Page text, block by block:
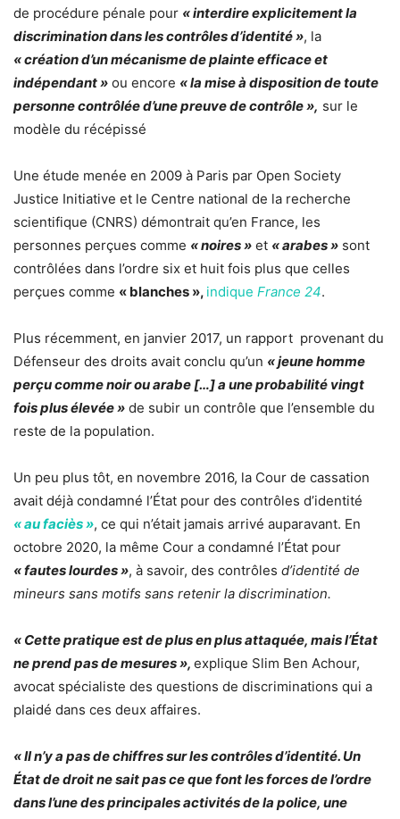
de procédure pénale pour « interdire explicitement la
discrimination dans les contrôles d’identité », la
« création d’un mécanisme de plainte efficace et
indépendant » ou encore « la mise à disposition de toute
personne contrôlée d’une preuve de contrôle », sur le
modèle du récépissé
Une étude menée en 2009 à Paris par Open Society
Justice Initiative et le Centre national de la recherche
scientifique (CNRS) démontrait qu’en France, les
personnes perçues comme « noires » et « arabes » sont
contrôlées dans l’ordre six et huit fois plus que celles
perçues comme « blanches », indique France 24.
Plus récemment, en janvier 2017, un rapport provenant du
Défenseur des droits avait conclu qu’un « jeune homme
perçu comme noir ou arabe […] a une probabilité vingt
fois plus élevée » de subir un contrôle que l’ensemble du
reste de la population.
Un peu plus tôt, en novembre 2016, la Cour de cassation
avait déjà condamné l’État pour des contrôles d’identité
« au faciès », ce qui n’était jamais arrivé auparavant. En
octobre 2020, la même Cour a condamné l’État pour
« fautes lourdes », à savoir, des contrôles d’identité de
mineurs sans motifs sans retenir la discrimination.
« Cette pratique est de plus en plus attaquée, mais l’État
ne prend pas de mesures », explique Slim Ben Achour,
avocat spécialiste des questions de discriminations qui a
plaidé dans ces deux affaires.
« Il n’y a pas de chiffres sur les contrôles d’identité. Un
État de droit ne sait pas ce que font les forces de l’ordre
dans l’une des principales activités de la police, une